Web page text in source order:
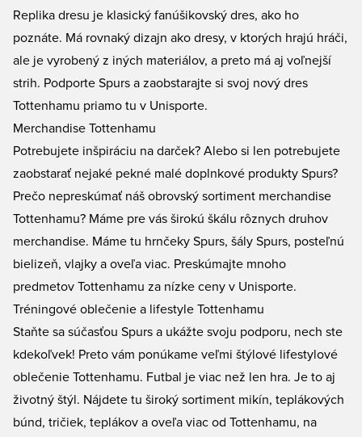
Replika dresu je klasický fanúšikovský dres, ako ho
poznáte. Má rovnaký dizajn ako dresy, v ktorých hrajú hráči,
ale je vyrobený z iných materiálov, a preto má aj voľnejší
strih. Podporte Spurs a zaobstarajte si svoj nový dres
Tottenhamu priamo tu v Unisporte.
Merchandise Tottenhamu
Potrebujete inšpiráciu na darček? Alebo si len potrebujete
zaobstarať nejaké pekné malé doplnkové produkty Spurs?
Prečo nepreskúmať náš obrovský sortiment merchandise
Tottenhamu? Máme pre vás širokú škálu rôznych druhov
merchandise. Máme tu hrnčeky Spurs, šály Spurs, posteľnú
bielizeň, vlajky a oveľa viac. Preskúmajte mnoho
predmetov Tottenhamu za nízke ceny v Unisporte.
Tréningové oblečenie a lifestyle Tottenhamu
Staňte sa súčasťou Spurs a ukážte svoju podporu, nech ste
kdekoľvek! Preto vám ponúkame veľmi štýlové lifestylové
oblečenie Tottenhamu. Futbal je viac než len hra. Je to aj
životný štýl. Nájdete tu široký sortiment mikín, teplákových
búnd, tričiek, teplákov a oveľa viac od Tottenhamu, na